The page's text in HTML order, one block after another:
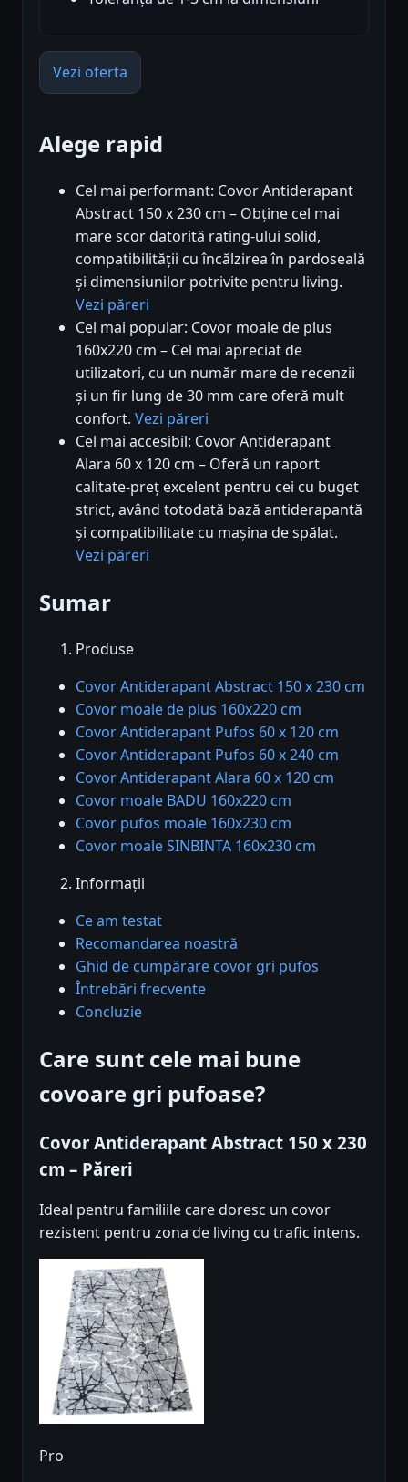
Vezi oferta
Alege rapid
Cel mai performant: Covor Antiderapant
Abstract 150 x 230 cm – Obține cel mai
mare scor datorită rating-ului solid,
compatibilității cu încălzirea în pardoseală
și dimensiunilor potrivite pentru living.
Vezi păreri
Cel mai popular: Covor moale de plus
160x220 cm – Cel mai apreciat de
utilizatori, cu un număr mare de recenzii
și un fir lung de 30 mm care oferă mult
confort. Vezi păreri
Cel mai accesibil: Covor Antiderapant
Alara 60 x 120 cm – Oferă un raport
calitate-preț excelent pentru cei cu buget
strict, având totodată bază antiderapantă
și compatibilitate cu mașina de spălat.
Vezi păreri
Sumar
Produse
Covor Antiderapant Abstract 150 x 230 cm
Covor moale de plus 160x220 cm
Covor Antiderapant Pufos 60 x 120 cm
Covor Antiderapant Pufos 60 x 240 cm
Covor Antiderapant Alara 60 x 120 cm
Covor moale BADU 160x220 cm
Covor pufos moale 160x230 cm
Covor moale SINBINTA 160x230 cm
Informații
Ce am testat
Recomandarea noastră
Ghid de cumpărare covor gri pufos
Întrebări frecvente
Concluzie
Care sunt cele mai bune
covoare gri pufoase?
Covor Antiderapant Abstract 150 x 230
cm – Păreri
Ideal pentru familiile care doresc un covor
rezistent pentru zona de living cu trafic intens.
Pro